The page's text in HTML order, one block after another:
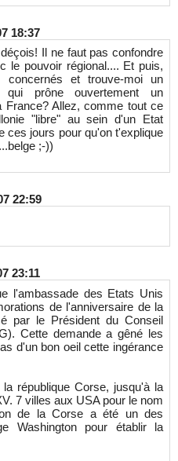
18:37
Il ne faut pas confondre
le pouvoir régional.... Et puis,
concernés et trouve-moi un
qui prône ouvertement un
France? Allez, comme tout ce
"libre" au sein d'un Etat
ces jours pour qu'on t'explique
;-))
22:59
23:11
l'ambassade des Etats Unis
de l'anniversaire de la
par le Président du Conseil
Cette demande a gêné les
d'un bon oeil cette ingérance
république Corse, jusqu'à la
7 villes aux USA pour le nom
de la Corse a été un des
Washington pour établir la